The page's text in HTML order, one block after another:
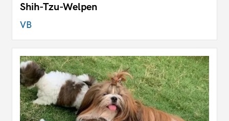
Shih-Tzu-Welpen
VB